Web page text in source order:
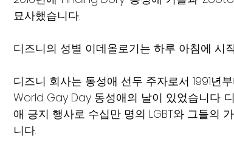
묘사했습니다.
디즈니의 성별 이데올로기는 하루 아침에 시
디즈니 회사는 동성애 선두 주자로서 1991년
World Gay Day 동성애의 날이 있었습니다.
애 긍지 행사로 수십만 명의 LGBT와 그들의
니다.